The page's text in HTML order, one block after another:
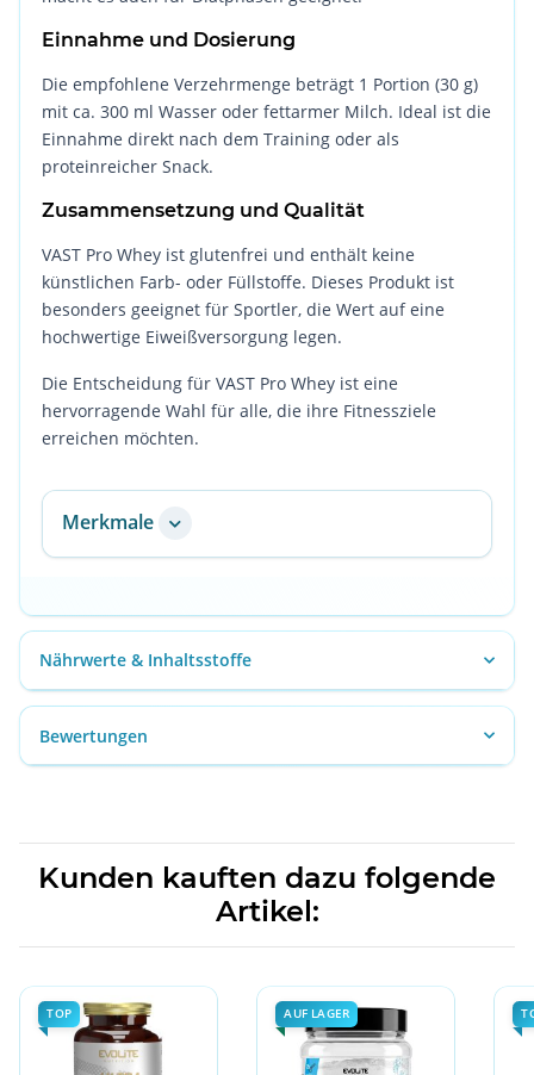
Einnahme und Dosierung
Die empfohlene Verzehrmenge beträgt 1 Portion (30 g)
mit ca. 300 ml Wasser oder fettarmer Milch. Ideal ist die
Einnahme direkt nach dem Training oder als
proteinreicher Snack.
Zusammensetzung und Qualität
VAST Pro Whey ist glutenfrei und enthält keine
künstlichen Farb- oder Füllstoffe. Dieses Produkt ist
besonders geeignet für Sportler, die Wert auf eine
hochwertige Eiweißversorgung legen.
Die Entscheidung für VAST Pro Whey ist eine
hervorragende Wahl für alle, die ihre Fitnessziele
erreichen möchten.
Merkmale
Nährwerte & Inhaltsstoffe
Bewertungen
Kunden kauften dazu folgende
Artikel:
TOP AUF LAGER